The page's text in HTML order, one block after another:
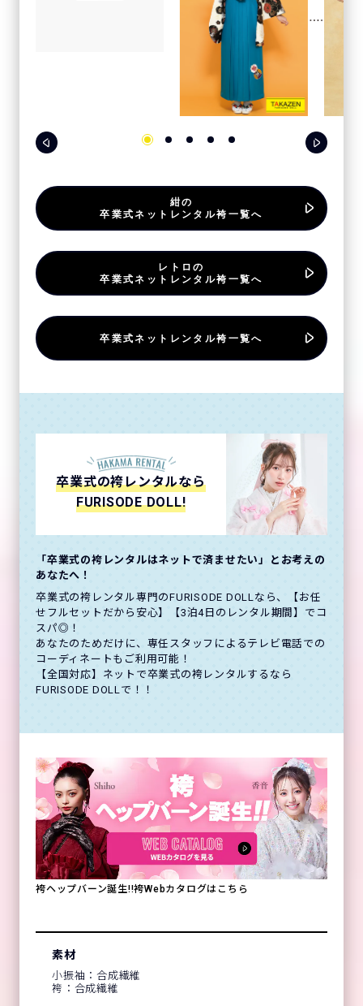
紺の
卒業式ネットレンタル袴一覧へ
レトロの
卒業式ネットレンタル袴一覧へ
卒業式ネットレンタル袴一覧へ
卒業式の袴レンタルなら
FURISODE DOLL!
「卒業式の袴レンタルはネットで済ませたい」とお考えの
あなたへ！
卒業式の袴レンタル専門のFURISODE DOLLなら、【お任
せフルセットだから安心】【3泊4日のレンタル期間】でコ
スパ◎！
あなたのためだけに、専任スタッフによるテレビ電話での
コーディネートもご利用可能！
【全国対応】ネットで卒業式の袴レンタルするなら
FURISODE DOLLで！！
袴ヘップバーン誕生!!袴Webカタログはこちら
素材
小振袖：合成繊維
袴：合成繊維